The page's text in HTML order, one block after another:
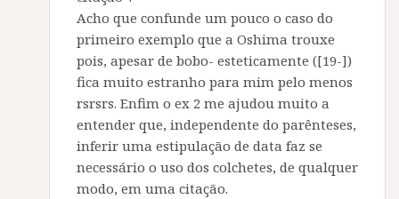
Acho que confunde um pouco o caso do
primeiro exemplo que a Oshima trouxe
pois, apesar de bobo- esteticamente ([19-])
fica muito estranho para mim pelo menos
rsrsrs. Enfim o ex 2 me ajudou muito a
entender que, independente do parênteses,
inferir uma estipulação de data faz se
necessário o uso dos colchetes, de qualquer
modo, em uma citação.